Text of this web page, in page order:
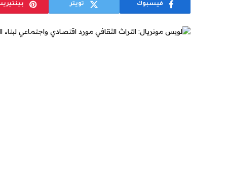
فيسبوك تويتر